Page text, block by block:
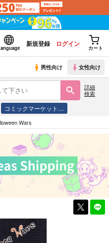
新規登録 ログイン
カート
男性向け 女性向け
詳細
検索
コミックマーケット…
Wars